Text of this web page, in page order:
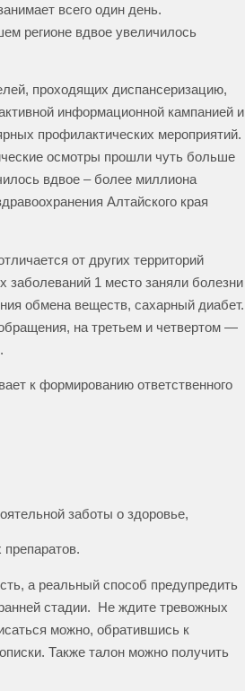
всего один день.
регионе вдвое увеличилось
проходящих диспансеризацию,
информационной кампанией и
профилактических мероприятий.
осмотры прошли чуть больше
вдвое – более миллиона
Алтайского края
от других территорий
заболеваний 1 место заняли болезни
обмена веществ, сахарный диабет.
на третьем и четвертом —
к формированию ответственного
заботы о здоровье,
а реальный способ предупредить
стадии. Не ждите тревожных
можно, обратившись к
Также талон можно получить